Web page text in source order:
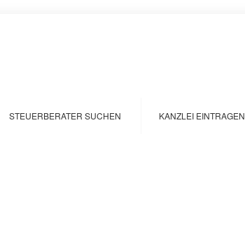
STEUERBERATER SUCHEN KANZLEI EINTRAGEN